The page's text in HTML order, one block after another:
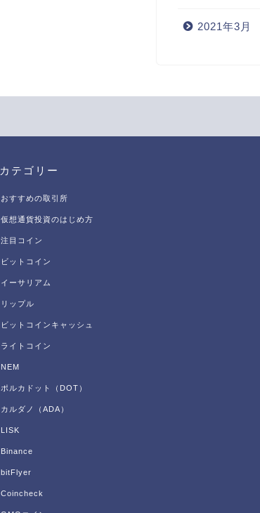
2021年3月
カテゴリー
おすすめの取引所
仮想通貨投資のはじめ方
注目コイン
ビットコイン
イーサリアム
リップル
ビットコインキャッシュ
ライトコイン
NEM
ポルカドット（DOT）
カルダノ（ADA）
LISK
Binance
bitFlyer
Coincheck